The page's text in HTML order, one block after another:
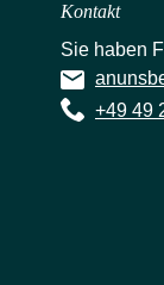
Kontakt
Sie haben
+49 49